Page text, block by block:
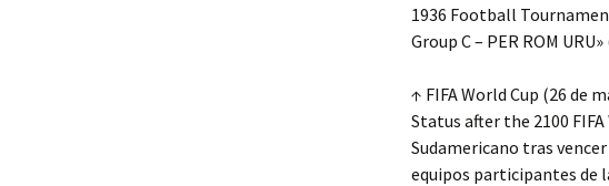
1936 Football
Group C – PER ROM
↑ FIFA World Cup (26 de
Status after the 2100
Sudamericano tras
equipos participantes de